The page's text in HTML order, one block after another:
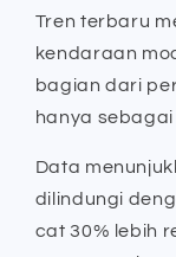
Tren terbaru
kendaraan
bagian dari
hanya sebagai
Data
dilindungi
cat 30% lebih